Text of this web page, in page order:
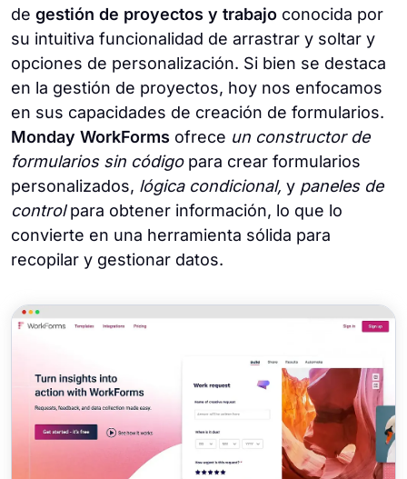
de gestión de proyectos y trabajo conocida por
su intuitiva funcionalidad de arrastrar y soltar y
opciones de personalización. Si bien se destaca
en la gestión de proyectos, hoy nos enfocamos
en sus capacidades de creación de formularios.
Monday WorkForms ofrece un constructor de
formularios sin códigopara crear formularios
personalizados, lógica condicional, y paneles de
controlpara obtener información, lo que lo
convierte en una herramienta sólida para
recopilar y gestionar datos.